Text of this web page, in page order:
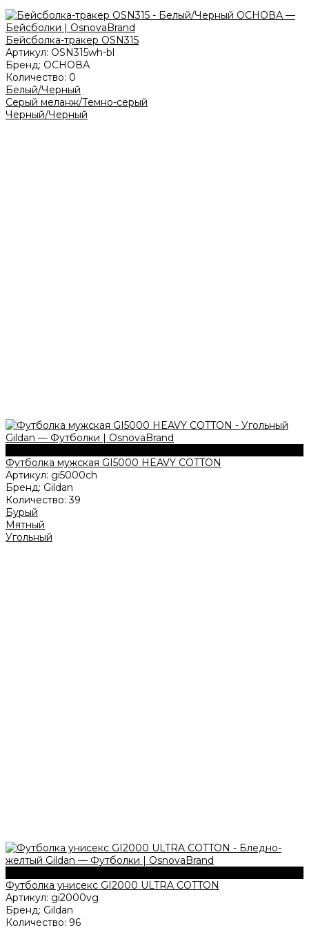
Бейсболка-тракер OSN315
Артикул: OSN315wh-bl
Бренд: ОСНОВА
Количество: 0
Белый/Черный
Серый меланж/Темно-серый
Черный/Черный
Футболка мужская GI5000 HEAVY COTTON
Артикул: gi5000ch
Бренд: Gildan
Количество:39
Бурый
Мятный
Угольный
Футболка унисекс GI2000 ULTRA COTTON
Артикул: gi2000vg
Бренд: Gildan
Количество: 96